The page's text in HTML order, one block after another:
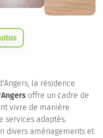
la résidence
offre un cadre de
vivre de manière
services adaptés.
divers aménagements et